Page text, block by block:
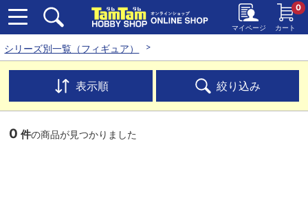
マイページ カート
0
シリーズ別一覧（フィギュア）
表示順 絞り込み
0 件の商品が見つかりました